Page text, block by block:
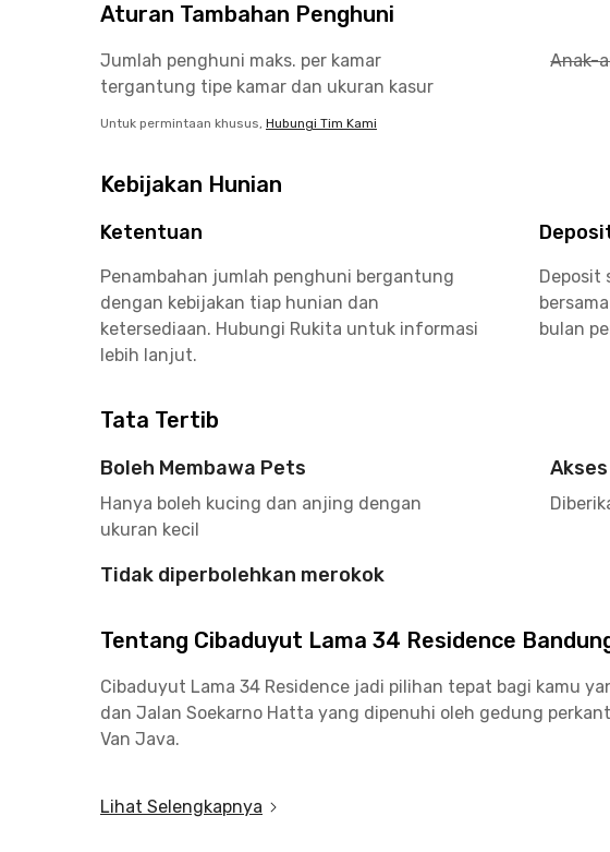
Aturan Tambahan Penghuni
Jumlah penghuni maks. per kamar
tergantung tipe kamar dan ukuran kasur
Anak-
Untuk permintaan khusus, Hubungi Tim Kami
Kebijakan Hunian
Ketentuan
Penambahan jumlah penghuni bergantung
dengan kebijakan tiap hunian dan
ketersediaan. Hubungi Rukita untuk informasi
lebih lanjut.
Deposit
bulan
Tata Tertib
Boleh Membawa Pets
Hanya boleh kucing dan anjing dengan
ukuran kecil
Tidak diperbolehkan merokok
Tentang Cibaduyut Lama 34 Residence
Cibaduyut Lama 34 Residence jadi pilihan tepat bagi kamu
dan Jalan Soekarno Hatta yang dipenuhi oleh gedung
Van Java.
Telkom University dan ITB sekitar 17 menit berkendara,
Lihat Selengkapnya